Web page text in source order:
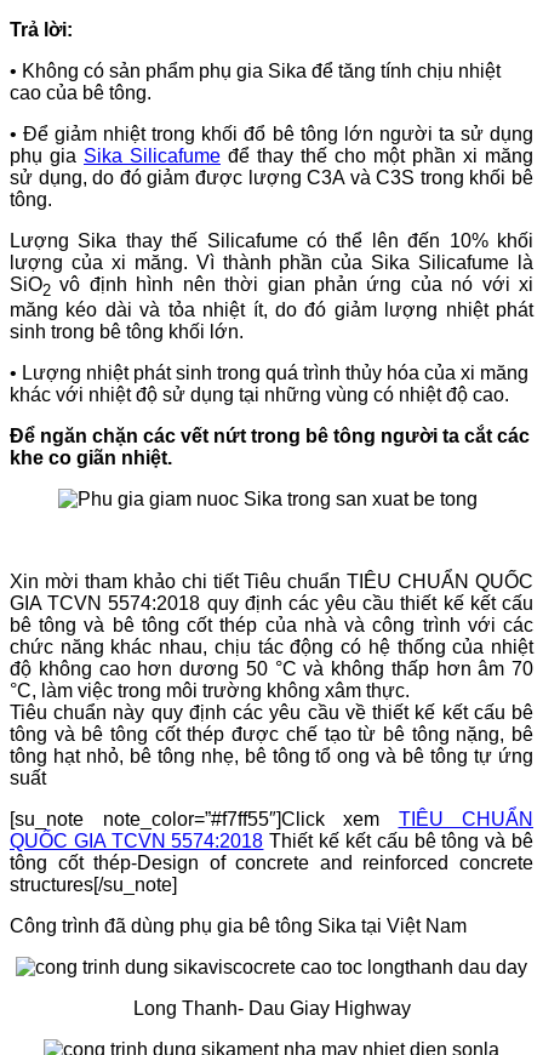
Trả lời:
• Không có sản phẩm phụ gia Sika để tăng tính chịu nhiệt
cao của bê tông.
• Để giảm nhiệt trong khối đổ bê tông lớn người ta sử dụng
phụ gia Sika Silicafume để thay thế cho một phần xi măng
sử dụng, do đó giảm được lượng C3A và C3S trong khối bê
tông.
Lượng Sika thay thế Silicafume có thể lên đến 10% khối
lượng của xi măng. Vì thành phần của Sika Silicafume là
SiO2 vô định hình nên thời gian phản ứng của nó với xi
măng kéo dài và tỏa nhiệt ít, do đó giảm lượng nhiệt phát
sinh trong bê tông khối lớn.
• Lượng nhiệt phát sinh trong quá trình thủy hóa của xi măng
khác với nhiệt độ sử dụng tại những vùng có nhiệt độ cao.
Để ngăn chặn các vết nứt trong bê tông người ta cắt các
khe co giãn nhiệt.
Xin mời tham khảo chi tiết Tiêu chuẩn TIÊU CHUẨN QUỐC
GIA TCVN 5574:2018 quy định các yêu cầu thiết kế kết cấu
bê tông và bê tông cốt thép của nhà và công trình với các
chức năng khác nhau, chịu tác động có hệ thống của nhiệt
độ không cao hơn dương 50 °С và không thấp hơn âm 70
°С, làm việc trong môi trường không xâm thực.
Tiêu chuẩn này quy định các yêu cầu về thiết kế kết cấu bê
tông và bê tông cốt thép được chế tạo từ bê tông nặng, bê
tông hạt nhỏ, bê tông nhẹ, bê tông tổ ong và bê tông tự ứng
suất
[su_note note_color=”#f7ff55″]Click xem TIÊU CHUẨN
QUỐC GIA TCVN 5574:2018 Thiết kế kết cấu bê tông và bê
tông cốt thép-Design of concrete and reinforced concrete
structures[/su_note]
Công trình đã dùng phụ gia bê tông Sika tại Việt Nam
Long Thanh- Dau Giay Highway